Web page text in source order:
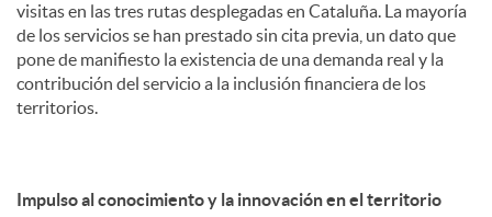
visitas en las tres rutas desplegadas en Cataluña. La mayoría
de los servicios se han prestado sin cita previa, un dato que
pone de manifiesto la existencia de una demanda real y la
contribución del servicio a la inclusión financiera de los
territorios.
Impulso al conocimiento y la innovación en el territorio